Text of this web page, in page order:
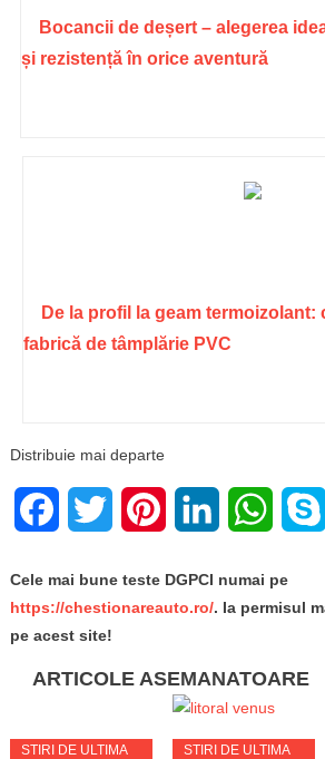
Bocancii de deșert – alegerea
și rezistență în orice aventură
De la profil la geam termoizolant:
fabrică de tâmplărie PVC
Distribuie mai departe
FacebookTwitter PinterestLinkedIn
Cele mai bune teste DGPCI numai pe
https://chestionareauto.ro/. Ia permisul
pe acest site!
ARTICOLE ASEMANATOARE
STIRI DE ULTIMA STIRI DE ULTIMA